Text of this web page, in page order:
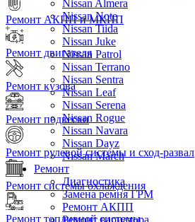
Nissan Almera
Nissan Note
Nissan Tiida
Nissan Juke
Nissan Patrol
Nissan Terrano
Nissan Sentra
Nissan Leaf
Nissan Serena
Nissan Rogue
Nissan Navara
Nissan Dayz
Nissan March
Ремонт
Диагностика
Замена ремня ГРМ
Ремонт АКПП
Ремонт вариатора
Ремонт АКПП и МКПП
Ремонт двигателя
Ремонт кузова
Ремонт подвески
Ремонт рулевой системы и сход-развал
Ремонт системы охлаждения
Ремонт топливной системы